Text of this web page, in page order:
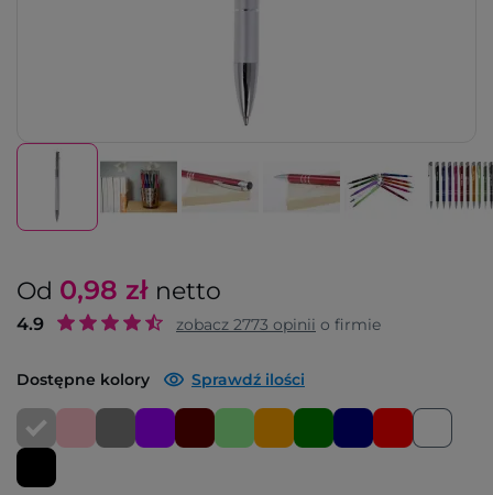
Od 0,98 zł netto
4.9 zobacz 2773 opinii o firmie
Dostępne kolory Sprawdź ilości